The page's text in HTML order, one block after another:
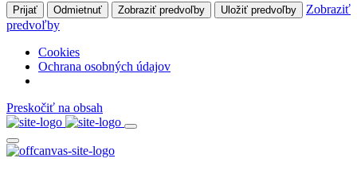
Prijať Odmietnuť Zobraziť predvoľby Uložiť predvoľby
Zobraziť
predvoľby
Cookies
Ochrana osobných údajov
Preskočiť na obsah